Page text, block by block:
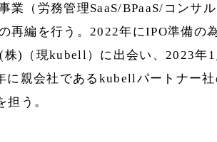
（労務管理SaaS/BPaaS/コンサ
再編を行う。2022年にIPO準備の
)（現kubell）に出会い、2023年1
に親会社であるkubellパートナー
う。